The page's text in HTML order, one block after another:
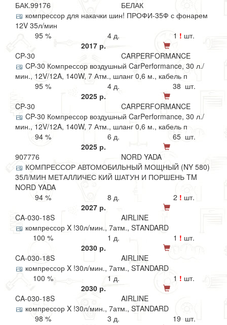
БАК.99176
БЕЛАК
компрессор для накачки шин! ПРОФИ-35Ф с фонарем
12V 35л/мин
95 %
4 д. 1 ! шт.
2017 р.
CP-30
CARPERFORMANCE
CP-30 Компрессор воздушный CarPerformance, 30 л./
мин., 12V/12A, 140W, 7 Атм., шланг 0,6 м., кабель п
95 %
4 д.
38 шт.
2025 р.
CP-30
CARPERFORMANCE
CP-30 Компрессор воздушный CarPerformance, 30 л./
мин., 12V/12A, 140W, 7 Атм., шланг 0,6 м., кабель п
94 %
6 д.
65 шт.
2025 р.
907776
NORD YADA
КОМПРЕССОР АВТОМОБИЛЬНЫЙ МОЩНЫЙ (NY 580)
35Л/МИН МЕТАЛЛИЧЕС КИЙ ШАТУН И ПОРШЕНЬ TM
NORD YADA
94 %
8 д. 2 ! шт.
2027 р.
CA-030-18S
AIRLINE
компрессор X !30л/мин., 7атм., STANDARD
100 %
1 д. 1 ! шт.
2030 р.
CA-030-18S
AIRLINE
компрессор X !30л/мин., 7атм., STANDARD
100 %
1 д. 1 ! шт.
2030 р.
CA-030-18S
AIRLINE
компрессор X !30л/мин., 7атм., STANDARD
98 %
3 д.
19 шт.